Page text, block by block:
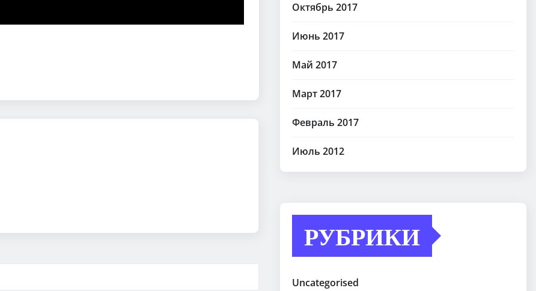
Октябрь 2017
Июнь 2017
Май 2017
Март 2017
Февраль 2017
Июль 2012
РУБРИКИ
Uncategorised